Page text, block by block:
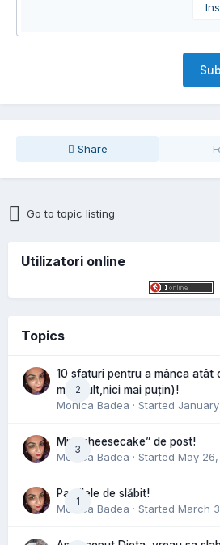
Share
Go to topic listing
Utilizatori online
Topics
2
10 sfaturi pentru a mânca atât
mai mult,nici mai puțin)!
Monica Badea · Started
3
Mini”cheesecake” de post!
Monica Badea · Started May 26,
1
Pastilele de slăbit!
Monica Badea · Started March